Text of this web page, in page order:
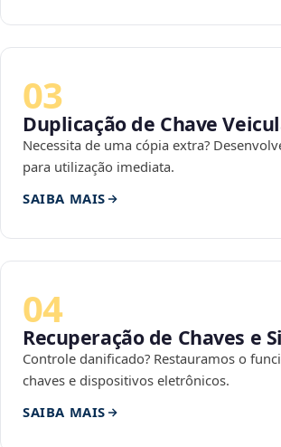
03
Duplicação de Chave
Necessita de uma cópia extra?
para utilização imediata.
SAIBA MAIS
04
Recuperação de Chaves e
Controle danificado? Restauramos o
chaves e dispositivos eletrônicos.
SAIBA MAIS